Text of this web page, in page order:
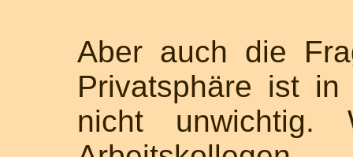
Aber auch die
Privatsphäre ist in
nicht